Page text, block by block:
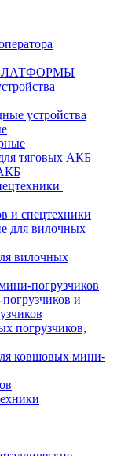
устройства
тяговых АКБ
и спецтехники
для вилочных
вилочных
погрузчиков
и
погрузчиков,
ковшовых мини-